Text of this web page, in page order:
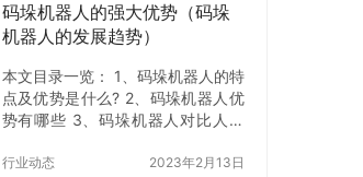
码垛机器人的强大优势（码垛
机器人的发展趋势）
本文目录一览： 1、码垛机器人的特
点及优势是什么? 2、码垛机器人优
势有哪些 3、码垛机器人对比人工
点及优势是什么? 【码垛机器人的特
行业动态 2023年2月13日